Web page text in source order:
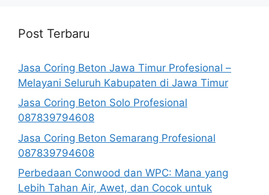
Post Terbaru
Jasa Coring Beton Jawa Timur Profesional –
Melayani Seluruh Kabupaten di Jawa Timur
Jasa Coring Beton Solo Profesional
087839794608
Jasa Coring Beton Semarang Profesional
087839794608
Perbedaan Conwood dan WPC: Mana yang
Lebih Tahan Air, Awet, dan Cocok untuk